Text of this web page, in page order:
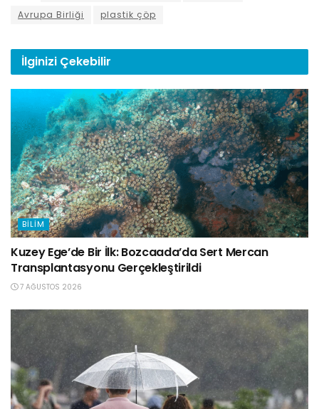
Avrupa Birliği
plastik çöp
İlginizi Çekebilir
BILIM
Kuzey Ege’de Bir İlk: Bozcaada’da Sert Mercan
Transplantasyonu Gerçekleştirildi
7 AĞUSTOS 2026